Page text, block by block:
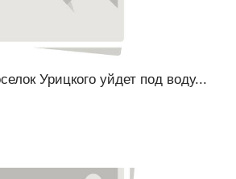
Урицкого уйдет под воду...